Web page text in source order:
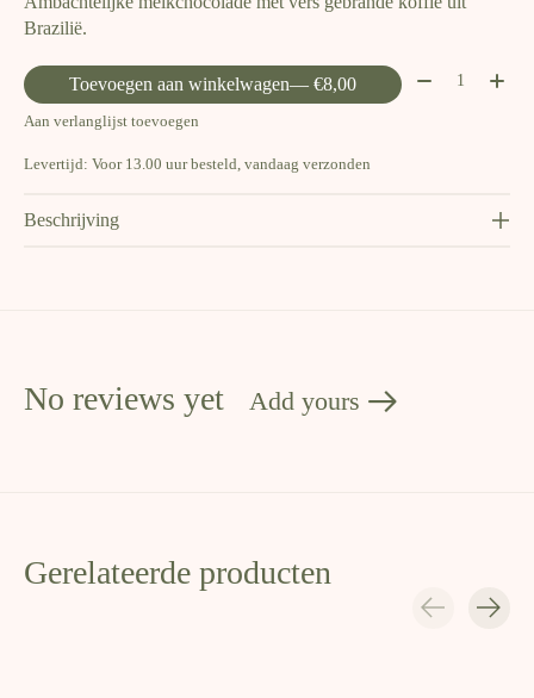
Brazilië.
Toevoegen aan winkelwagen — €8,00 Aantal:
Aan verlanglijst toevoegen
Levertijd: Voor 13.00 uur besteld, vandaag verzonden
Beschrijving
No reviews yet Add yours
Gerelateerde producten